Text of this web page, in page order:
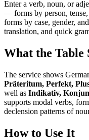
Enter a verb, noun, or
— forms by person,
forms by case, gender,
translation, and quick
What the Table
The service shows
Präteritum, Perfekt,
well as Indikativ,
supports modal verbs,
declension patterns of
How to Use It